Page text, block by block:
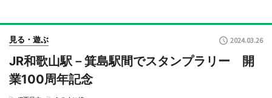
見る・遊ぶ 2024.03.26
JR和歌山駅－箕島駅間でスタンプラリー 開
業100周年記念